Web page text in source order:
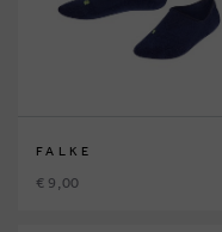
FALKE
€ 9,00